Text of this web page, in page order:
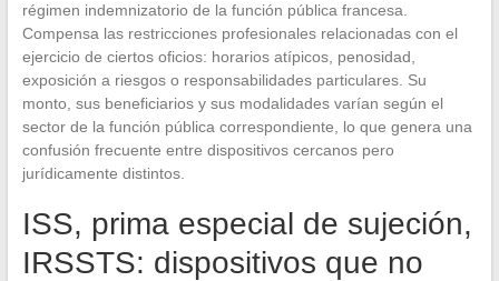
régimen indemnizatorio de la función pública francesa.
Compensa las restricciones profesionales relacionadas con el
ejercicio de ciertos oficios: horarios atípicos, penosidad,
exposición a riesgos o responsabilidades particulares. Su
monto, sus beneficiarios y sus modalidades varían según el
sector de la función pública correspondiente, lo que genera una
confusión frecuente entre dispositivos cercanos pero
jurídicamente distintos.
ISS, prima especial de sujeción,
IRSSTS: dispositivos que no